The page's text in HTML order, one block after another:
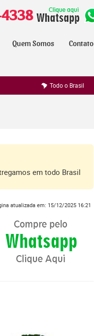
Quem Somos Contato
Todo o Brasil
em todo Brasil
atualizada em: 15/12/2025 16:21